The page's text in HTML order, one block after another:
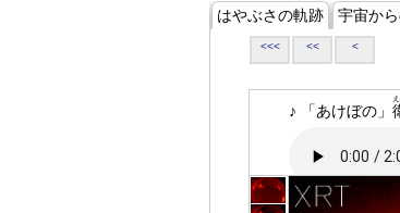
はやぶさの軌跡 宇宙か
<<< << <
♪ 「あけぼの」